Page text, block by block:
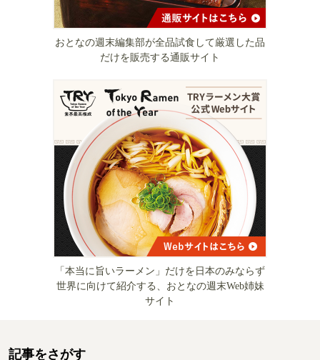
おとなの週末編集部が全品試食して厳選した品
だけを販売する通販サイト
「本当に旨いラーメン」だけを日本のみならず
世界に向けて紹介する、おとなの週末Web姉妹
サイト
記事をさがす